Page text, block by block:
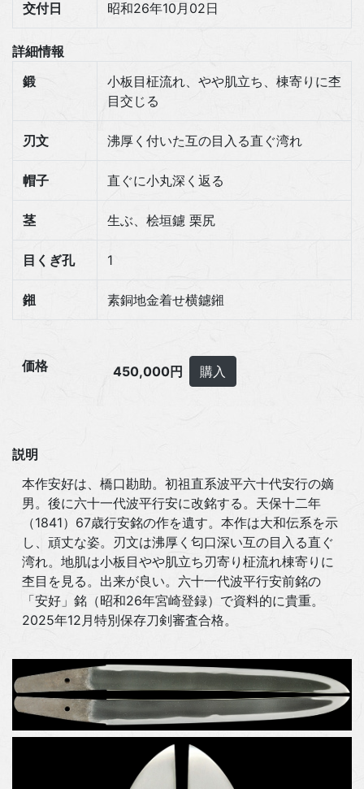
交付日 昭和26年10月02日
詳細情報
鍛
小板目柾流れ、やや肌立ち、棟寄りに杢
目交じる
刃文 沸厚く付いた互の目入る直ぐ湾れ
帽子 直ぐに小丸深く返る
茎 生ぶ、桧垣鑢 栗尻
目くぎ孔 1
鎺 素銅地金着せ横鑢鎺
価格 450,000円 購入
説明
本作安好は、橋口勘助。初祖直系波平六十代安行の嫡
男。後に六十一代波平行安に改銘する。天保十二年
（1841）67歳行安銘の作を遺す。本作は大和伝系を示
し、頑丈な姿。刃文は沸厚く匂口深い互の目入る直ぐ
湾れ。地肌は小板目やや肌立ち刃寄り柾流れ棟寄りに
杢目を見る。出来が良い。六十一代波平行安前銘の
「安好」銘（昭和26年宮崎登録）で資料的に貴重。
2025年12月特別保存刀剣審査合格。